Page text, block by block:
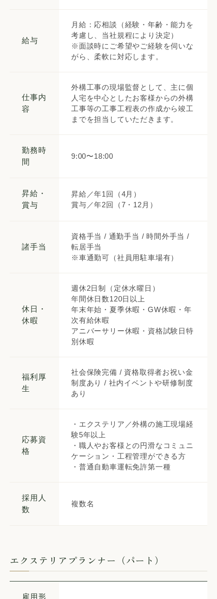
給与
月給：応相談（経験・年齢・能力を
考慮し、当社規程により決定）
※面談時にご希望やご経験を伺いな
がら、柔軟に対応します。
仕事内
容
外構工事の現場監督として、主に個
人宅を中心としたお客様からの外構
工事等の工事工程表の作成から竣工
までを担当していただきます。
勤務時
間
9:00〜18:00
昇給・
賞与
昇給／年1回（4月）
賞与／年2回（7・12月）
諸手当
資格手当 / 通勤手当 / 時間外手当 /
転居手当
※車通勤可（社員用駐車場有）
休日・
休暇
週休2日制（定休水曜日）
年間休日数120日以上
年末年始・夏季休暇・GW休暇・年
次有給休暇
アニバーサリー休暇・資格試験日特
別休暇
福利厚
生
社会保険完備 / 資格取得者お祝い金
制度あり / 社内イベントや研修制度
あり
応募資
格
・エクステリア／外構の施工現場経
験5年以上
・職人やお客様との円滑なコミュニ
ケーション・工程管理ができる方
・普通自動車運転免許第一種
採用人
数
複数名
エクステリアプランナー（パート）
雇用形